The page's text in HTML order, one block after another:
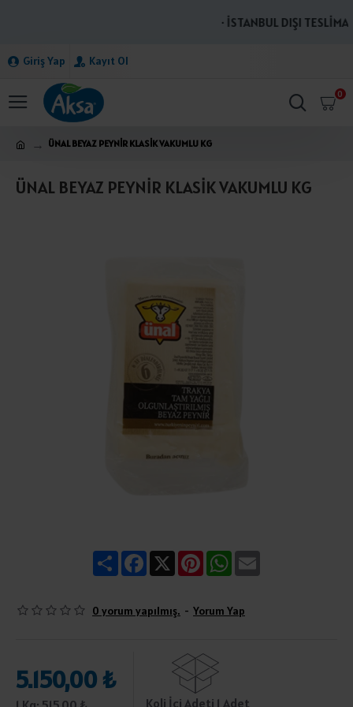
· İSTANBUL DIŞI
Giriş Yap Kayıt Ol
0
ÜNAL BEYAZ PEYNİR KLASİK VAKUMLU KG
ÜNAL BEYAZ PEYNİR KLASİK VAKUMLU KG
ShareFacebook
X PinterestWhatsApp
0 yorum yapılmış. - Yorum Yap
5.150,00 ₺
Koli İçi Adeti 1 Adet